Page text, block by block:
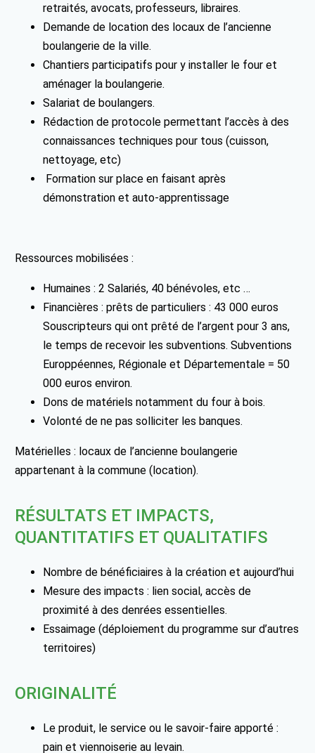
retraités, avocats, professeurs, libraires.
Demande de location des locaux de l’ancienne
boulangerie de la ville.
Chantiers participatifs pour y installer le four et
aménager la boulangerie.
Salariat de boulangers.
Rédaction de protocole permettant l’accès à des
connaissances techniques pour tous (cuisson,
nettoyage, etc)
Formation sur place en faisant après
démonstration et auto-apprentissage
Ressources mobilisées :
Humaines : 2 Salariés, 40 bénévoles, etc …
Financières : prêts de particuliers : 43 000 euros
Souscripteurs qui ont prêté de l’argent pour 3 ans,
le temps de recevoir les subventions. Subventions
Europpéennes, Régionale et Départementale = 50
000 euros environ.
Dons de matériels notamment du four à bois.
Volonté de ne pas solliciter les banques.
Matérielles : locaux de l’ancienne boulangerie
appartenant à la commune (location).
RÉSULTATS ET IMPACTS,
QUANTITATIFS ET QUALITATIFS
Nombre de bénéficiaires à la création et aujourd’hui
Mesure des impacts : lien social, accès de
proximité à des denrées essentielles.
Essaimage (déploiement du programme sur d’autres
territoires)
ORIGINALITÉ
Le produit, le service ou le savoir-faire apporté :
pain et viennoiserie au levain.